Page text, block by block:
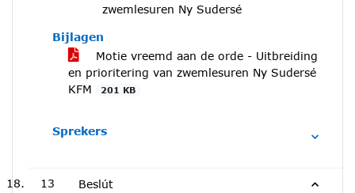
zwemlesuren Ny Sudersé
Bijlagen
Motie vreemd aan de orde - Uitbreiding
en prioritering van zwemlesuren Ny Sudersé
KFM
201 KB
Sprekers
13 Beslút